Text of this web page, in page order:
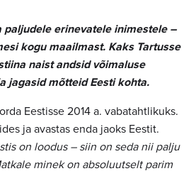
paljudele erinevatele inimestele –
kogu maailmast. Kaks Tartusse
naist andsid võimaluse
jagasid mõtteid Eesti kohta.
Eestisse 2014 a. vabatahtlikuks.
ja avastas enda jaoks Eestit.
on loodus –siin on seda nii palju
minek on absoluutselt parim